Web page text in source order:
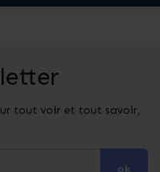
tout voir et tout savoir,
ok